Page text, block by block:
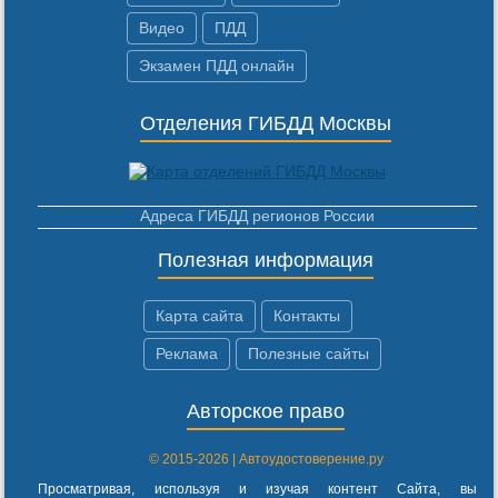
Видео ПДД
Экзамен ПДД онлайн
Отделения ГИБДД Москвы
Адреса ГИБДД регионов России
Полезная информация
Карта сайта Контакты
Реклама Полезные сайты
Авторское право
© 2015-2026 | Автоудостоверение.ру
Просматривая, используя и изучая контент Сайта, вы